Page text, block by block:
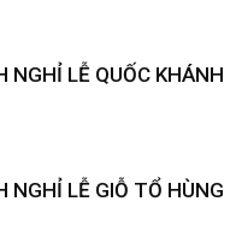
NGHỈ LỄ QUỐC KHÁNH
NGHỈ LỄ GIỖ TỔ HÙNG